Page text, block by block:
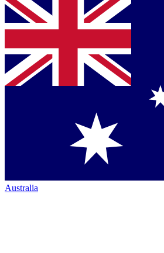
Australia